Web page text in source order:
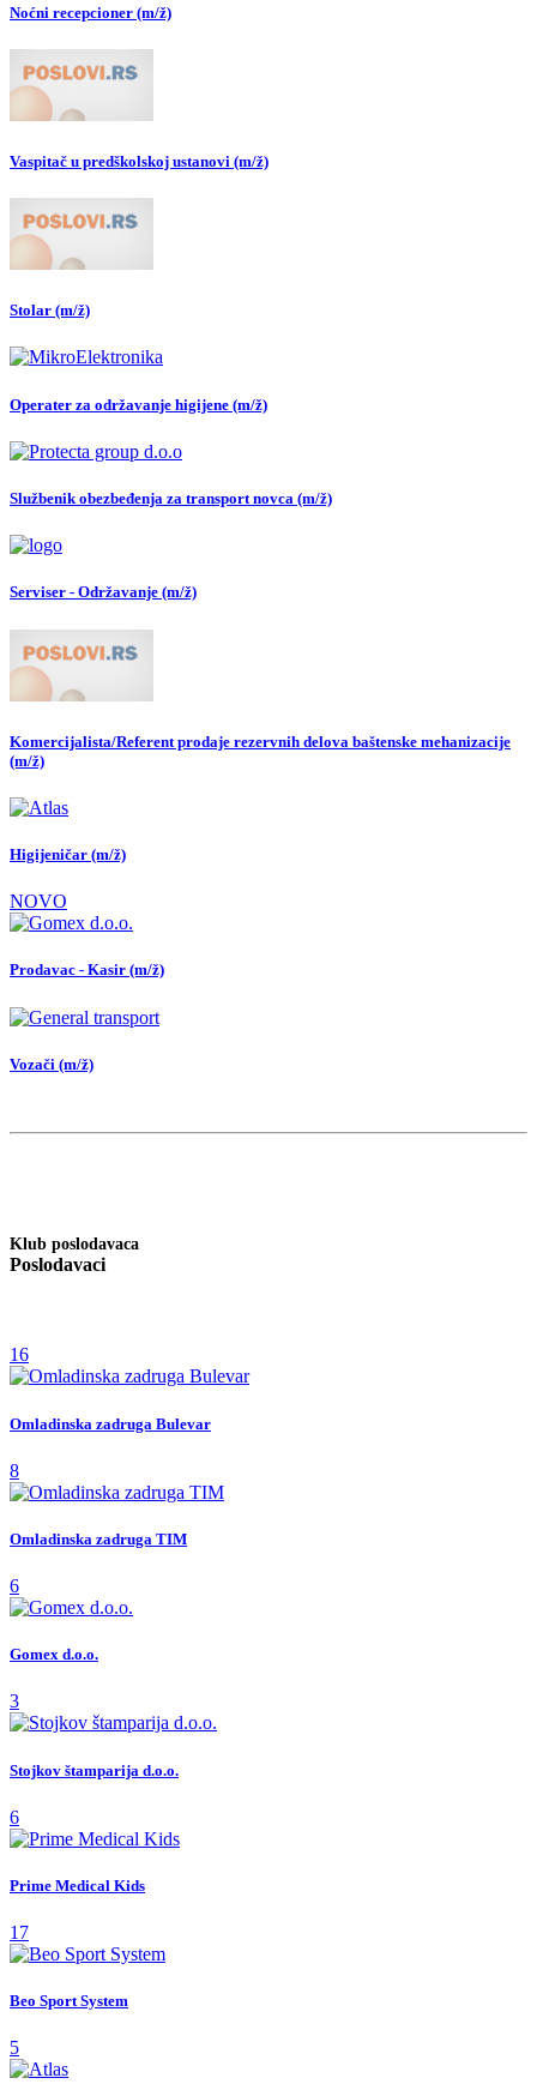
Noćni recepcioner (m/ž)
Vaspitač u predškolskoj ustanovi (m/ž)
Stolar (m/ž)
Operater za održavanje higijene (m/ž)
Službenik obezbeđenja za transport novca (m/ž)
Serviser - Održavanje (m/ž)
Komercijalista/Referent prodaje rezervnih delova baštenske mehanizacije
(m/ž)
Higijeničar (m/ž)
NOVO
Prodavac - Kasir (m/ž)
Vozači (m/ž)
Klub poslodavaca
Poslodavaci
16
Omladinska zadruga Bulevar
8
Omladinska zadruga TIM
6
Gomex d.o.o.
3
Stojkov štamparija d.o.o.
6
Prime Medical Kids
17
Beo Sport System
5